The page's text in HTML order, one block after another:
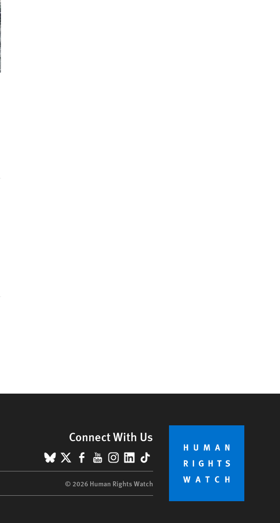
Connect With Us
BlueSky
X Facebook
YouTube
Instagram
LinkedIn
TikTok
© 2026 Human Rights Watch